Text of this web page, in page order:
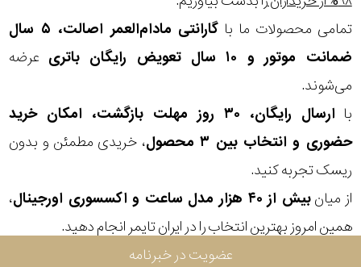
تمامی محصولات ما با
گارانتی مادام‌العمر اصالت، ۵ سال
ضمانت موتور و ۱۰ سال تعویض رایگان باتری
عرضه
می‌شوند.
با
ارسال رایگان، ۳۰ روز مهلت بازگشت، امکان خرید
حضوری و انتخاب بین ۳ محصول
، خریدی مطمئن و بدون
ریسک تجربه کنید.
از میانبیش از ۴۰ هزار مدل ساعت و اکسسوری اورجینال
،
همین امروز بهترین انتخاب را در ایران تایمر انجام دهید.
عضویت در خبرنامه